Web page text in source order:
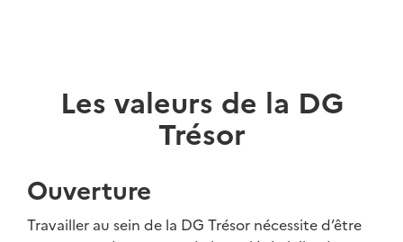
Les valeurs de la DG
Trésor
Ouverture
Travailler au sein de la DG Trésor nécessite d’être